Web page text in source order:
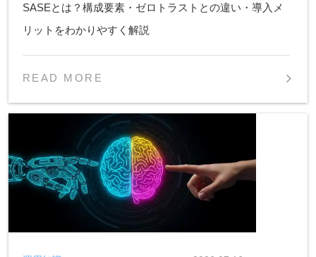
SASEとは？構成要素・ゼロトラストとの違い・導入メ
リットをわかりやすく解説
READ MORE